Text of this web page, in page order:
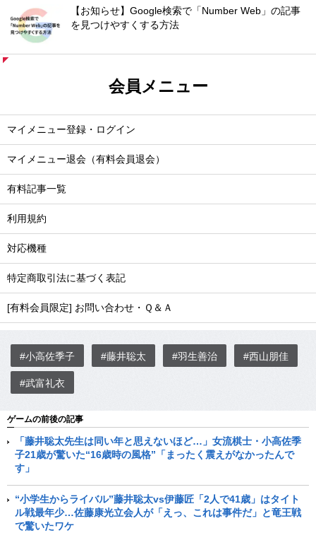
【お知らせ】Google検索で「Number Web」の記事
を見つけやすくする方法
会員メニュー
マイメニュー登録・ログイン
マイメニュー退会（有料会員退会）
有料記事一覧
利用規約
対応機種
特定商取引法に基づく表記
[有料会員限定] お問い合わせ・Ｑ＆Ａ
#小高佐季子 #藤井聡太 #羽生善治 #西山朋佳
#武富礼衣
ゲームの前後の記事
「藤井聡太先生は同い年と思えないほど…」女流棋士・小高佐季
子21歳が驚いた“16歳時の風格”「まったく震えがなかったんで
す」
“小学生からライバル”藤井聡太vs伊藤匠「2人で41歳」はタイト
ル戦最年少…佐藤康光立会人が「えっ、これは事件だ」と竜王戦
で驚いたワケ